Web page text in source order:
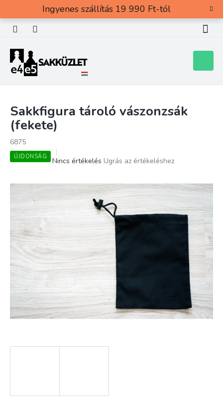
tartalomhoz
Ingyenes szállítás 19 990 Ft-tól
Sakkfigura tároló vászonzsák
(fekete)
6875
ÚJDONSÁG
A
értékelése
ből
Nincs értékelés Ugrás az értékeléshez